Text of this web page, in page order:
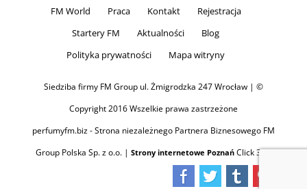
FM World Praca Kontakt
Rejestracja
Startery FM
Aktualności
Blog
Polityka prywatności
Mapa witryny
Siedziba firmy FM Group ul. Żmigrodzka 247 Wrocław | ©
Copyright 2016 Wszelkie prawa zastrzeżone
perfumyfm.biz - Strona niezależnego Partnera Biznesowego FM
Group Polska Sp. z o.o. |Strony internetowe Poznań Click 360